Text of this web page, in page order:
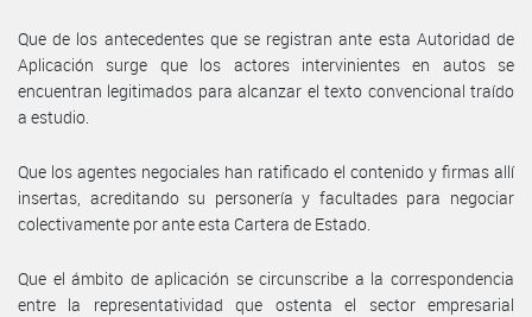
Que de los antecedentes que se registran ante esta Autoridad de
Aplicación surge que los actores intervinientes en autos se
encuentran legitimados para alcanzar el texto convencional traído
a estudio.
Que los agentes negociales han ratificado el contenido y firmas allí
insertas, acreditando su personería y facultades para negociar
colectivamente por ante esta Cartera de Estado.
Que el ámbito de aplicación se circunscribe a la correspondencia
entre la representatividad que ostenta el sector empresarial